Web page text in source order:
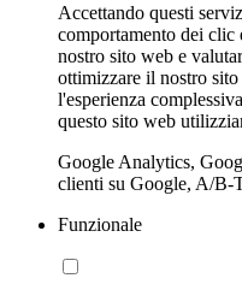
Accettando questi
comportamento dei clic
nostro sito web e
ottimizzare il nostro
l'esperienza
questo sito web
Google Analytics,
clienti su Google, A/B-
Funzionale